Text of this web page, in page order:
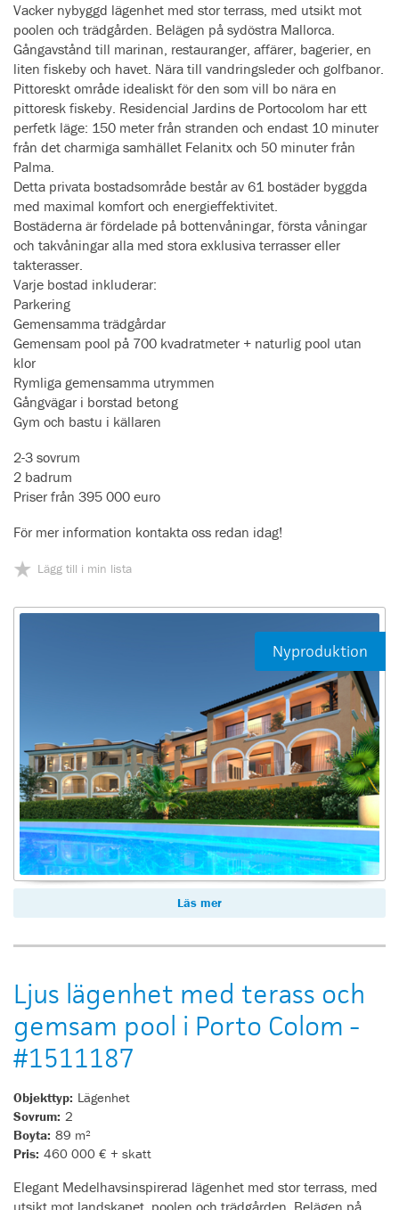
Vacker nybyggd lägenhet med stor terrass, med utsikt mot
poolen och trädgården. Belägen på sydöstra Mallorca.
Gångavstånd till marinan, restauranger, affärer, bagerier, en
liten fiskeby och havet. Nära till vandringsleder och golfbanor.
Pittoreskt område idealiskt för den som vill bo nära en
pittoresk fiskeby. Residencial Jardins de Portocolom har ett
perfetk läge: 150 meter från stranden och endast 10 minuter
från det charmiga samhället Felanitx och 50 minuter från
Palma.
Detta privata bostadsområde består av 61 bostäder byggda
med maximal komfort och energieffektivitet.
Bostäderna är fördelade på bottenvåningar, första våningar
och takvåningar alla med stora exklusiva terrasser eller
takterasser.
Varje bostad inkluderar:
Parkering
Gemensamma trädgårdar
Gemensam pool på 700 kvadratmeter + naturlig pool utan
klor
Rymliga gemensamma utrymmen
Gångvägar i borstad betong
Gym och bastu i källaren
2-3 sovrum
2 badrum
Priser från 395 000 euro
För mer information kontakta oss redan idag!
Lägg till i min lista
Läs mer
Nyproduktion
Ljus lägenhet med terass och
gemsam pool i Porto Colom -
#1511187
Objekttyp: Lägenhet
Sovrum: 2
Boyta: 89 m²
Pris: 460 000 € + skatt
Elegant Medelhavsinspirerad lägenhet med stor terrass, med
utsikt mot landskapet, poolen och trädgården. Belägen på